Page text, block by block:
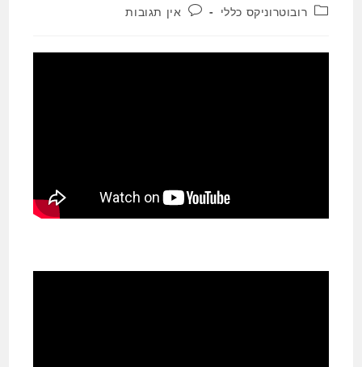
קטגוריה:רובוטרוניקס כללי תגובות:אין תגובות